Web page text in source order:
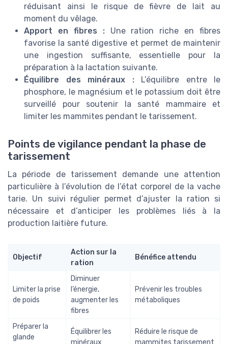
réduisant ainsi le risque de fièvre de lait au
moment du vêlage.
Apport en fibres :Une ration riche en fibres
favorise la santé digestive et permet de maintenir
une ingestion suffisante, essentielle pour la
préparation à la lactation suivante.
Équilibre des minéraux :L’équilibre entre le
phosphore, le magnésium et le potassium doit être
surveillé pour soutenir la santé mammaire et
limiter les mammites pendant le tarissement.
Points de vigilance pendant la phase de
tarissement
La période de tarissement demande une attention
particulière à l’évolution de l’état corporel de la vache
tarie. Un suivi régulier permet d’ajuster la ration si
nécessaire et d’anticiper les problèmes liés à la
production laitière future.
Objectif
Action sur la
ration
Bénéfice attendu
Limiter la prise
de poids
Diminuer
l’énergie,
augmenter les
fibres
Prévenir les troubles
métaboliques
Préparer la
glande
Équilibrer les
minéraux
Réduire le risque de
mammites tarissement